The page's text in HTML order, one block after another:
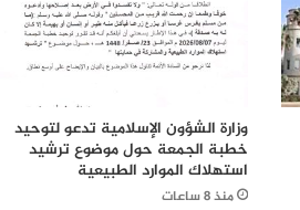
وزارة الشؤون الإسلامية تدعو لتوحيد
خطبة الجمعة حول موضوع ترشيد
استهلاك الموارد الطبيعية
منذ 8 ساعات